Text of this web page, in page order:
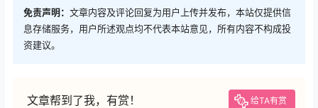
免责声明： 文章内容及评论回复为用户上传并发布，本站仅提供信
息存储服务，用户所述观点均不代表本站意见，所有内容不构成投
资建议。
文章帮到了我，有赏！ 给TA有赏